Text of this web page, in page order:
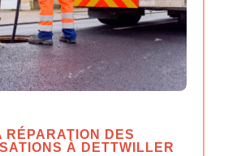
RÉPARATION DES
À DETTWILLER